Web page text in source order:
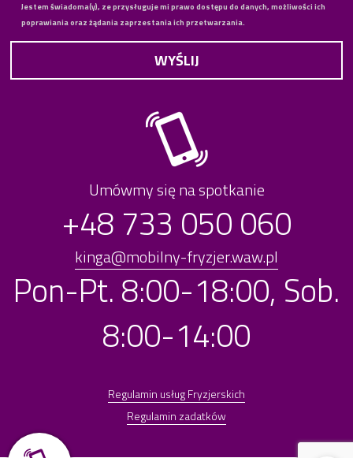
Jestem świadoma(y), ze przysługuje mi prawo dostępu do danych, możliwości ich
poprawiania oraz żądania zaprzestania ich przetwarzania.
Umówmy się na spotkanie
+48 733 050 060
kinga@mobilny-fryzjer.waw.pl
Pon-Pt. 8:00-18:00, Sob.
8:00-14:00
Regulamin usług Fryzjerskich
Regulamin zadatków